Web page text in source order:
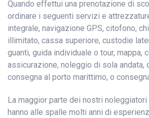
Quando effettui una prenotazione di
ordinare i seguenti servizi e
integrale, navigazione GPS, citofono,
illimitato, cassa superiore, custodie
guanti, guida individuale o tour, mappa,
assicurazione, noleggio di sola andata,
consegna al porto marittimo, o
La maggior parte dei nostri
hanno alle spalle molti anni di